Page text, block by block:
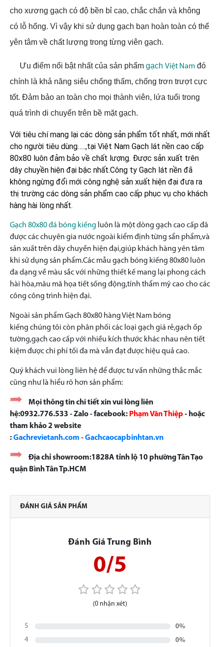
cho xương gạch có độ bền bỉ cao, chắc chắn và không
có lỗ hổng. Vì vậy khi sử dụng gạch bạn hoàn toàn có thể
yên tâm về chất lượng trong từng viên gạch.
Ưu điểm nổi bật nhất của sản phẩm gạch Việt Nam đó
chính là khả năng siêu chống thấm, chống trơn trượt cực
tốt. Đảm bảo an toàn cho mọi thành viên, lứa tuổi trong
quá trình di chuyển trên bề mặt gạch.
Với tiêu chí mang lại các dòng sản phẩm tốt nhất, mới nhất
cho người tiêu dùng…..,tại Việt Nam Gạch lát nền cao cấp
80x80 luôn đảm bảo về chất lượng. Được sản xuất trên
dây chuyền hiện đại bậc nhất.Công ty Gạch lát nền đã
không ngừng đổi mới công nghệ sản xuất hiện đại đưa ra
thị trường các dòng sản phẩm cao cấp phục vụ cho khách
hàng hài lòng nhất.
Gạch 80x80 đá bóng kiếng luôn là một dòng gạch cao cấp đã
được các chuyên gia nước ngoài kiểm định từng sẩn phẩm,và
sản xuất trên dây chuyền hiện đại,giúp khách hàng yên tâm
khi sử dụng sản phẩm.Các mẫu gạch bóng kiếng 80x80 luôn
đa dạng về màu sắc với những thiết kế mang lại phong cách
hài hòa,mãu mã họa tiết sống động,tính thẩm mỹ cao cho các
công công trình hiện đại.
Ngoài sản phẩm Gạch 80x80 hàng Việt Nam bóng
kiếng chúng tôi còn phân phối các loại gạch giá rẻ,gạch ốp
tường,gạch cao cấp với nhiều kích thước khác nhau nên tiết
kiệm được chi phí tối đa mà vẫn đạt được hiệu quả cao.
Quý khách vui lòng liên hệ để được tư vấn những thắc mắc
cũng như là hiểu rõ hơn sản phẩm:
Mọi thông tin chi tiết xin vui lòng liên
hệ:0932.776.533 - Zalo - facebook: Phạm Văn Thiệp - hoặc
tham khảo 2 website
:Gachrevietanh.com -Gachcaocapbinhtan.vn
Địa chỉ showroom:1828A tỉnh lộ 10 phường Tân Tạo
quận Bình Tân Tp.HCM
ĐÁNH GIÁ SẢN PHẨM
Đánh Giá Trung Bình
0/5
(0 nhận xét)
5
0%
4
0%